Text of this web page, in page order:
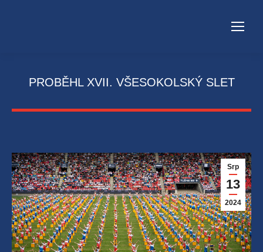
PROBĚHL XVII. VŠESOKOLSKÝ SLET
Srp
13
2024